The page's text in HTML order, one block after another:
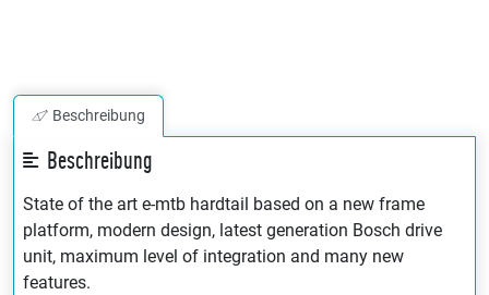
Beschreibung
Beschreibung
State of the art e-mtb hardtail based on a new frame
platform, modern design, latest generation Bosch drive
unit, maximum level of integration and many new
features.